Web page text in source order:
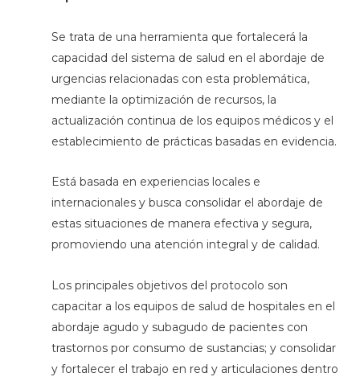
Se trata de una herramienta que fortalecerá la
capacidad del sistema de salud en el abordaje de
urgencias relacionadas con esta problemática,
mediante la optimización de recursos, la
actualización continua de los equipos médicos y el
establecimiento de prácticas basadas en evidencia.
Está basada en experiencias locales e
internacionales y busca consolidar el abordaje de
estas situaciones de manera efectiva y segura,
promoviendo una atención integral y de calidad.
Los principales objetivos del protocolo son
capacitar a los equipos de salud de hospitales en el
abordaje agudo y subagudo de pacientes con
trastornos por consumo de sustancias; y consolidar
y fortalecer el trabajo en red y articulaciones dentro